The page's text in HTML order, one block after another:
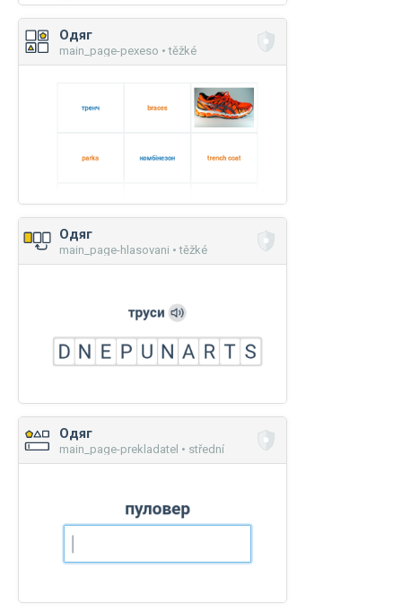
Одяг
main_page-pexeso • těžké
Одяг
main_page-hlasovani • těžké
Одяг
main_page-prekladatel • střední